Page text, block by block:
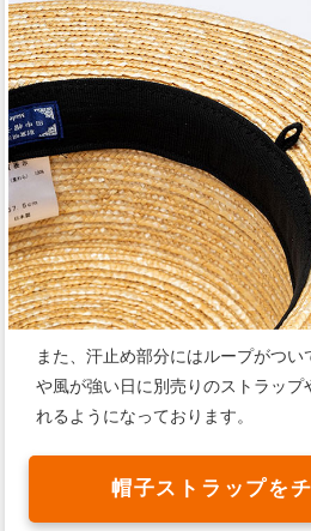
また、汗止め部分にはループがつ
や風が強い日に別売りのストラップ
れるようになっております。
帽子ストラップを